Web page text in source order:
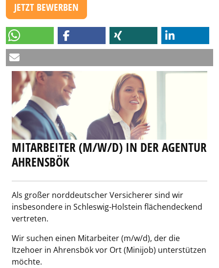
JETZT BEWERBEN
MITARBEITER (M/W/D) IN DER AGENTUR
AHRENSBÖK
Als großer norddeutscher Versicherer sind wir
insbesondere in Schleswig-Holstein flächendeckend
vertreten.
Wir suchen einen Mitarbeiter (m/w/d), der die
Itzehoer in Ahrensbök vor Ort (Minijob) unterstützen
möchte.